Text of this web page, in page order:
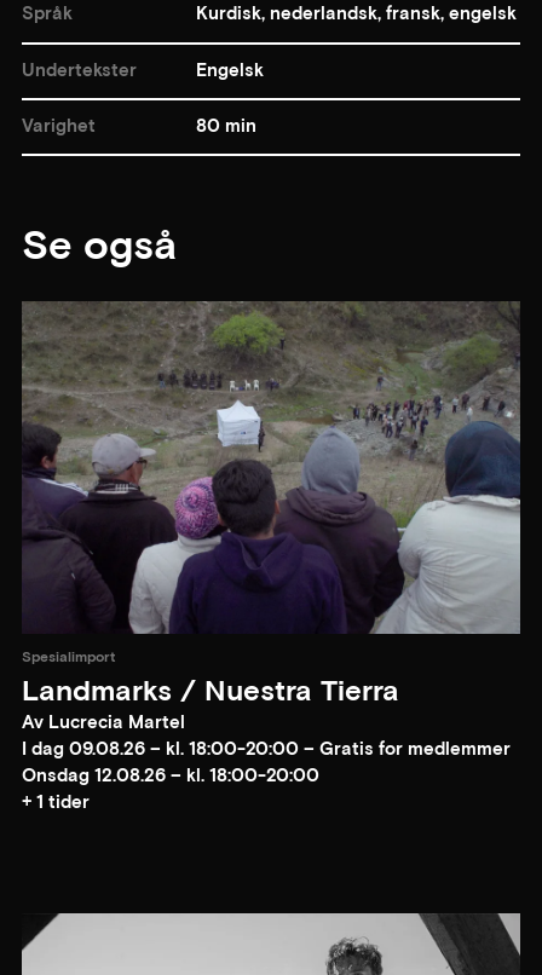
Språk Kurdisk, nederlandsk, fransk, engelsk
Undertekster Engelsk
Varighet 80 min
Se også
Spesialimport
Landmarks / Nuestra Tierra
Av Lucrecia Martel
I dag 09.08.26 – kl. 18:00-20:00 – Gratis for medlemmer
Onsdag 12.08.26 – kl. 18:00-20:00
+ 1 tider